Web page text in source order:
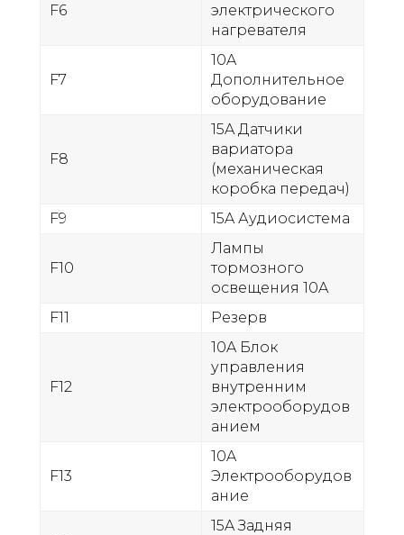
F6
электрического
нагревателя
F7
10A
Дополнительное
оборудование
F8
15A Датчики
вариатора
(механическая
коробка передач)
F9
15A Аудиосистема
F10
Лампы
тормозного
освещения 10A
F11
Резерв
F12
10A Блок
управления
внутренним
электрооборудов
анием
F13
10A
Электрооборудов
ание
15A Задняя